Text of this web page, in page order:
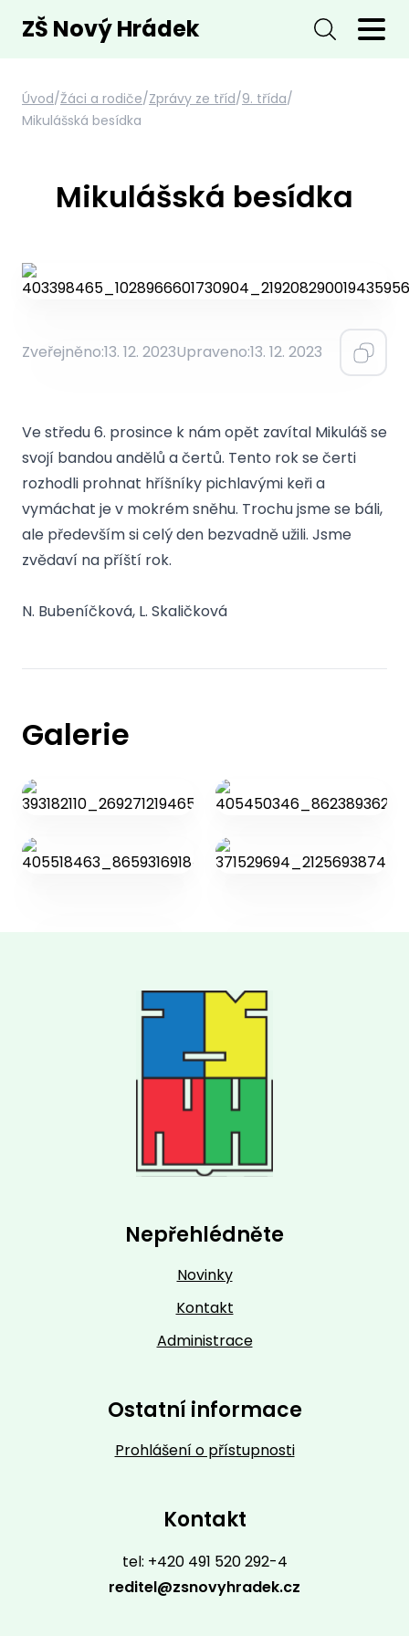
ZŠ Nový Hrádek
Úvod/Žáci a rodiče/Zprávy ze tříd/9. třída/
Mikulášská besídka
Mikulášská besídka
Zveřejněno:13. 12. 2023Upraveno:13. 12. 2023
Ve středu 6. prosince k nám opět zavítal Mikuláš se
svojí bandou andělů a čertů. Tento rok se čerti
rozhodli prohnat hříšníky pichlavými keři a
vymáchat je v mokrém sněhu. Trochu jsme se báli,
ale především si celý den bezvadně užili. Jsme
zvědaví na příští rok.
N. Bubeníčková, L. Skaličková
Galerie
Nepřehlédněte
Novinky
Kontakt
Administrace
Ostatní informace
Prohlášení o přístupnosti
Kontakt
tel: +420 491 520 292-4
reditel@zsnovyhradek.cz